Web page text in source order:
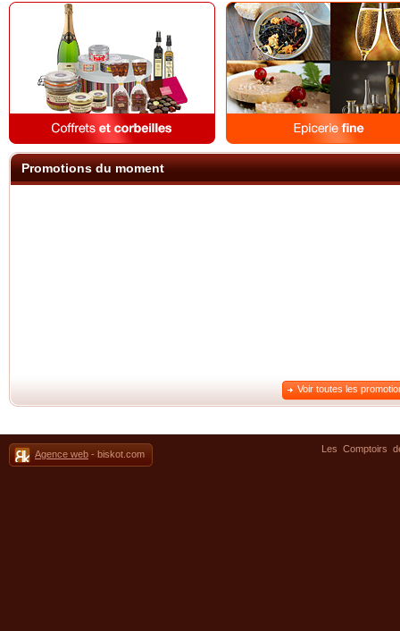
Promotions du moment
Voir toutes les
Agence web - biskot.com Les Comptoirs